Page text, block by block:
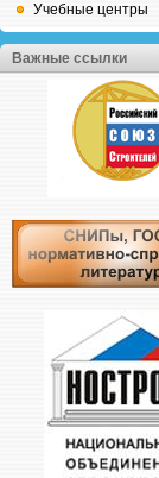
Учебные центры
Важные ссылки